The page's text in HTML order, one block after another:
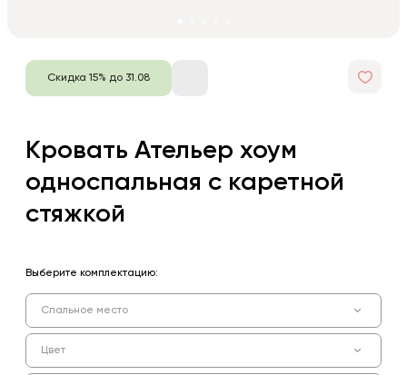
Скидка 15% до 31.08
Кровать Ательер хоум
односпальная с каретной
стяжкой
Выберите комплектацию:
Спальное место
Цвет